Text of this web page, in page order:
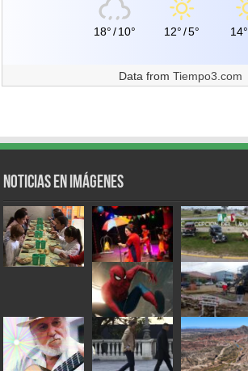
18°/10° 12°/5° 14°
Data fromTiempo3.com
Noticias en Imágenes